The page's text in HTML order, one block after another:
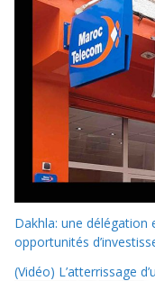
Dakhla: une délégation
opportunités
(Vidéo) L’atterrissage